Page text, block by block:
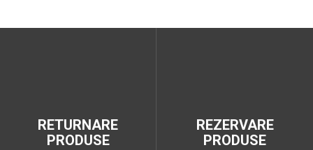
RETURNARE
PRODUSE
REZERVARE
PRODUSE